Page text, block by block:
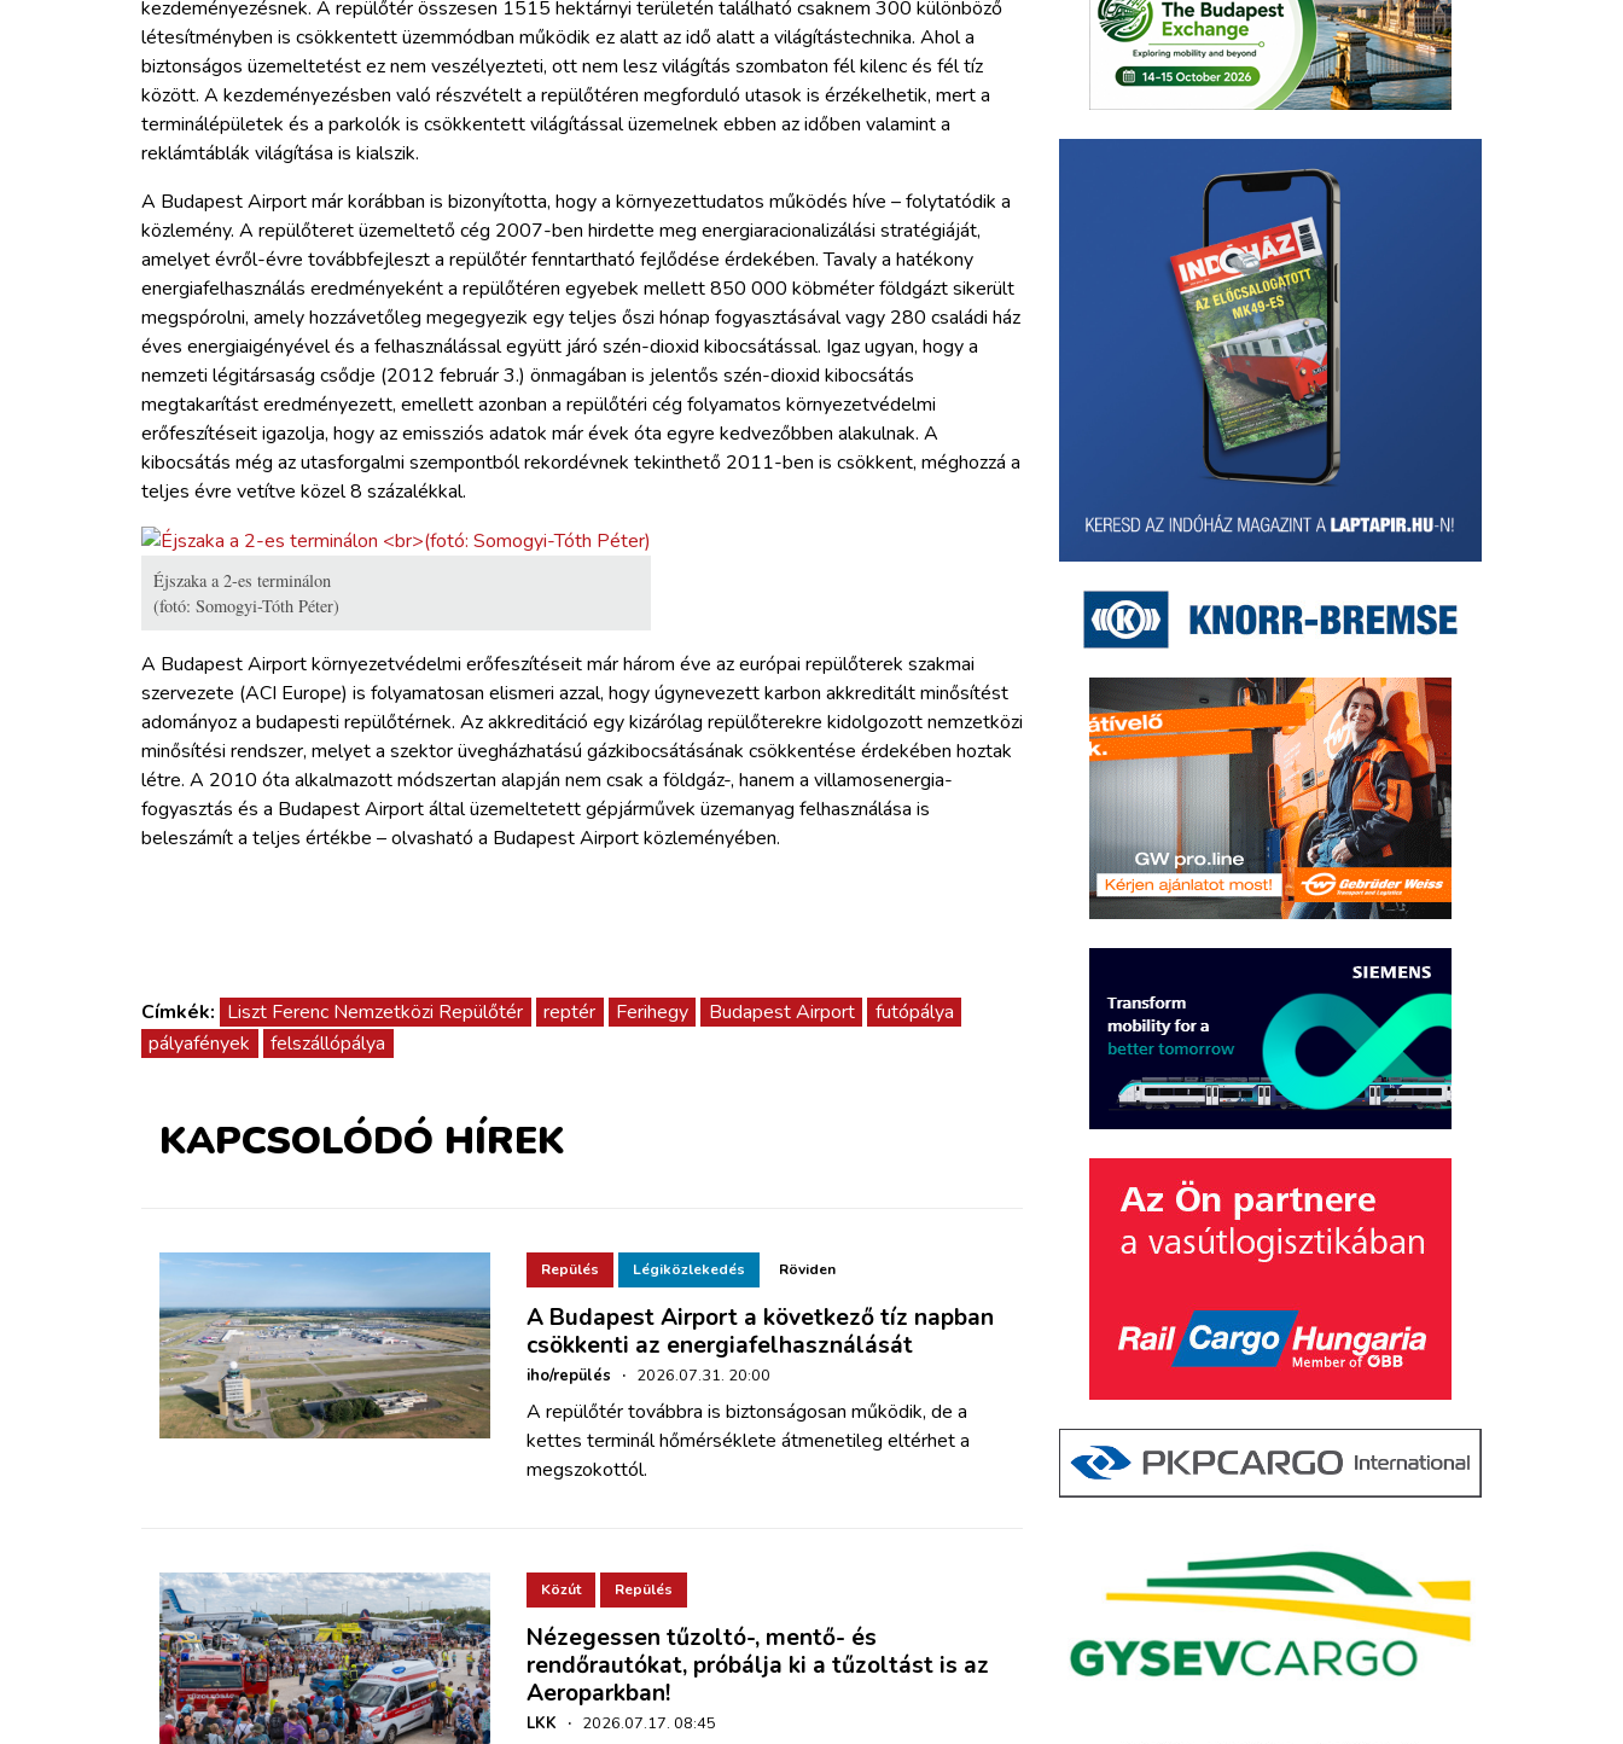
kezdeményezésnek. A repülőtér összesen 1515 hektárnyi területén található csaknem 300 különböző
létesítményben is csökkentett üzemmódban működik ez alatt az idő alatt a világítástechnika. Ahol a
biztonságos üzemeltetést ez nem veszélyezteti, ott nem lesz világítás szombaton fél kilenc és fél tíz
között. A kezdeményezésben való részvételt a repülőtéren megforduló utasok is érzékelhetik, mert a
terminálépületek és a parkolók is csökkentett világítással üzemelnek ebben az időben valamint a
reklámtáblák világítása is kialszik.
A Budapest Airport már korábban is bizonyította, hogy a környezettudatos működés híve – folytatódik a
közlemény. A repülőteret üzemeltető cég 2007-ben hirdette meg energiaracionalizálási stratégiáját,
amelyet évről-évre továbbfejleszt a repülőtér fenntartható fejlődése érdekében. Tavaly a hatékony
energiafelhasználás eredményeként a repülőtéren egyebek mellett 850 000 köbméter földgázt sikerült
megspórolni, amely hozzávetőleg megegyezik egy teljes őszi hónap fogyasztásával vagy 280 családi ház
éves energiaigényével és a felhasználással együtt járó szén-dioxid kibocsátással. Igaz ugyan, hogy a
nemzeti légitársaság csődje (2012 február 3.) önmagában is jelentős szén-dioxid kibocsátás
megtakarítást eredményezett, emellett azonban a repülőtéri cég folyamatos környezetvédelmi
erőfeszítéseit igazolja, hogy az emissziós adatok már évek óta egyre kedvezőbben alakulnak. A
kibocsátás még az utasforgalmi szempontból rekordévnek tekinthető 2011-ben is csökkent, méghozzá a
teljes évre vetítve közel 8 százalékkal.
Éjszaka a 2-es terminálon
(fotó: Somogyi-Tóth Péter)
A Budapest Airport környezetvédelmi erőfeszítéseit már három éve az európai repülőterek szakmai
szervezete (ACI Europe) is folyamatosan elismeri azzal, hogy úgynevezett karbon akkreditált minősítést
adományoz a budapesti repülőtérnek. Az akkreditáció egy kizárólag repülőterekre kidolgozott nemzetközi
minősítési rendszer, melyet a szektor üvegházhatású gázkibocsátásának csökkentése érdekében hoztak
létre. A 2010 óta alkalmazott módszertan alapján nem csak a földgáz-, hanem a villamosenergia-
fogyasztás és a Budapest Airport által üzemeltetett gépjárművek üzemanyag felhasználása is
beleszámít a teljes értékbe – olvasható a Budapest Airport közleményében.
Címkék: Liszt Ferenc Nemzetközi Repülőtér reptér Ferihegy Budapest Airport
futópálya
pályafények
felszállópálya
KAPCSOLÓDÓ HÍREK
Repülés Légiközlekedés Röviden
A Budapest Airport a következő tíz napban
csökkenti az energiafelhasználását
iho/repülés · 2026.07.31. 20:00
A repülőtér továbbra is biztonságosan működik, de a
kettes terminál hőmérséklete átmenetileg eltérhet a
megszokottól.
Közút Repülés
Nézegessen tűzoltó-, mentő- és
rendőrautókat, próbálja ki a tűzoltást is az
Aeroparkban!
LKK · 2026.07.17. 08:45